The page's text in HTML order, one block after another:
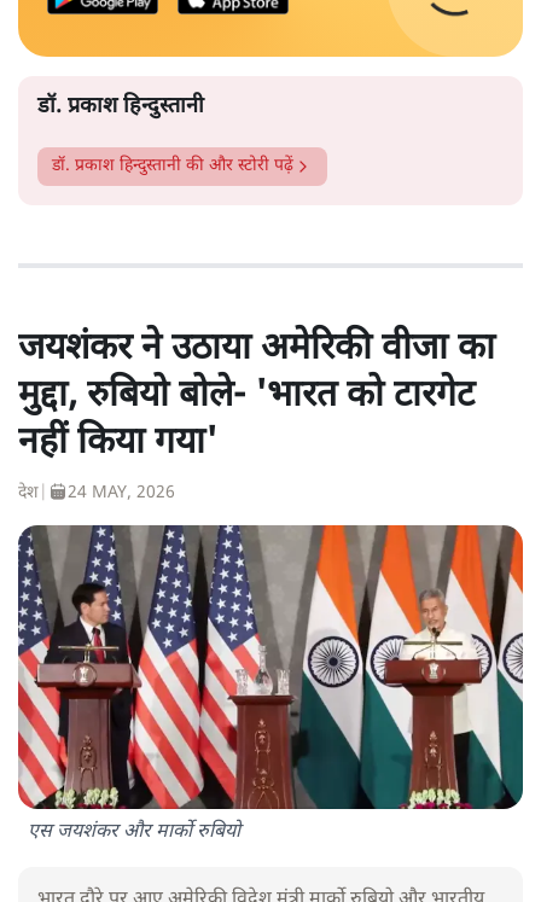
डॉ. प्रकाश हिन्दुस्तानी
डॉ. प्रकाश हिन्दुस्तानी की और स्टोरी पढ़ें
जयशंकर ने उठाया अमेरिकी वीजा का
मुद्दा, रुबियो बोले- 'भारत को टारगेट
नहीं किया गया'
देश 24 MAY, 2026
एस जयशंकर और मार्को रुबियो